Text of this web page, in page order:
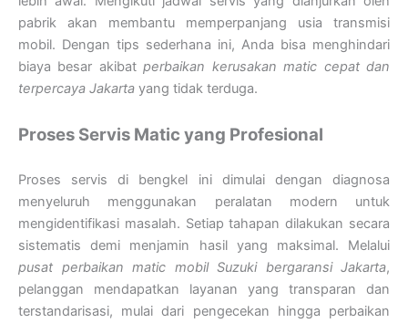
pabrik akan membantu memperpanjang usia transmisi
mobil. Dengan tips sederhana ini, Anda bisa menghindari
biaya besar akibatperbaikan kerusakan matic cepat dan
terpercaya Jakarta yang tidak terduga.
Proses Servis Matic yang Profesional
Proses servis di bengkel ini dimulai dengan diagnosa
menyeluruh menggunakan peralatan modern untuk
mengidentifikasi masalah. Setiap tahapan dilakukan secara
sistematis demi menjamin hasil yang maksimal. Melalui
pusat perbaikan matic mobil Suzuki bergaransi Jakarta,
pelanggan mendapatkan layanan yang transparan dan
terstandarisasi, mulai dari pengecekan hingga perbaikan